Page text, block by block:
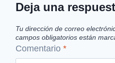
Deja una
Tu dirección de correo
campos obligatorios están
Comentario *